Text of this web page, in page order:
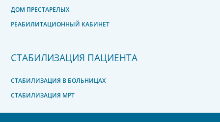
ДОМ ПРЕСТАРЕЛЫХ
РЕАБИЛИТАЦИОННЫЙ КАБИНЕТ
СТАБИЛИЗАЦИЯ ПАЦИЕНТА
СТАБИЛИЗАЦИЯ В БОЛЬНИЦАХ
СТАБИЛИЗАЦИЯ МРТ